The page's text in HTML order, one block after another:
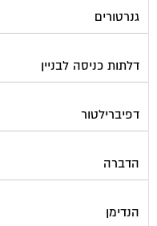
גנרטורים
דלתות כניסה לבניין
דפיברילטור
הדברה
הנדימן